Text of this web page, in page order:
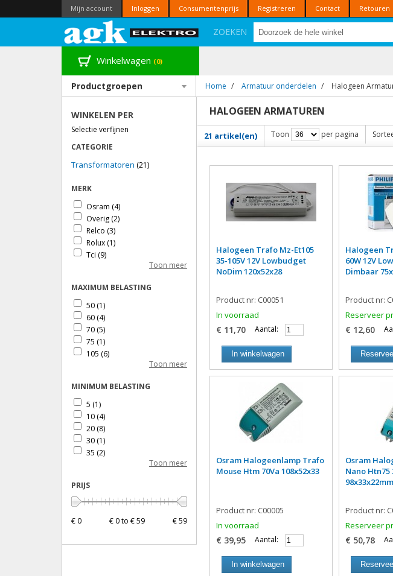
Mijn account Inloggen Consumentenprijs Registreren Contact Retouren
ZOEKEN
Winkelwagen (0)
Productgroepen Home / Armatuur onderdelen / Halogeen
HALOGEEN ARMATUREN
21 artikel(en) Toon per pagina
Halogeen Trafo Mz-Et105
35-105V 12V Lowbudget
NoDim 120x52x28
Product nr: C00051
In voorraad
€ 11,70 Aantal:
In winkelwagen
Halogeen
60W 12V
Dimbaar
Product nr:
Reserveer
€ 12,60
Osram Halogeenlamp Trafo
Mouse Htm 70Va 108x52x33
Product nr: C00005
In voorraad
€ 39,95 Aantal:
In winkelwagen
Osram
Nano Htn75
98x33x22mm
Product nr:
Reserveer
€ 50,78
WINKELEN PER
Selectie verfijnen
CATEGORIE
Transformatoren (21)
MERK
Osram (4)
Overig (2)
Relco (3)
Rolux (1)
Tci (9)
Toon meer
MAXIMUM BELASTING
50 (1)
60 (4)
70 (5)
75 (1)
105 (6)
200(1)
210(1)
Toon meer
MINIMUM BELASTING
5 (1)
10 (4)
20 (8)
30 (1)
35 (2)
20W
50W(1)
Toon meer
PRIJS
€ 0 € 59
€ 0 to € 59